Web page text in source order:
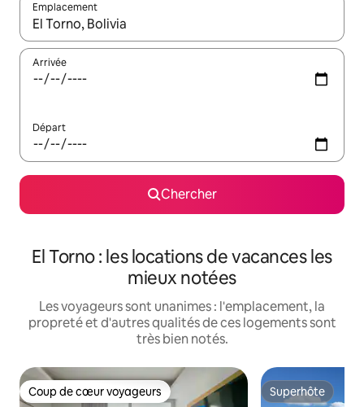
Emplacement
Quand les résultats sont affichés, parcourez-les en utilisant
Arrivée
Départ
Chercher
El Torno : les locations de vacances les
mieux notées
Les voyageurs sont unanimes : l'emplacement, la
propreté et d'autres qualités de ces logements sont
très bien notés.
Coup de cœur voyageurs
Coup de cœur voyageurs Superhôte
Superhôte